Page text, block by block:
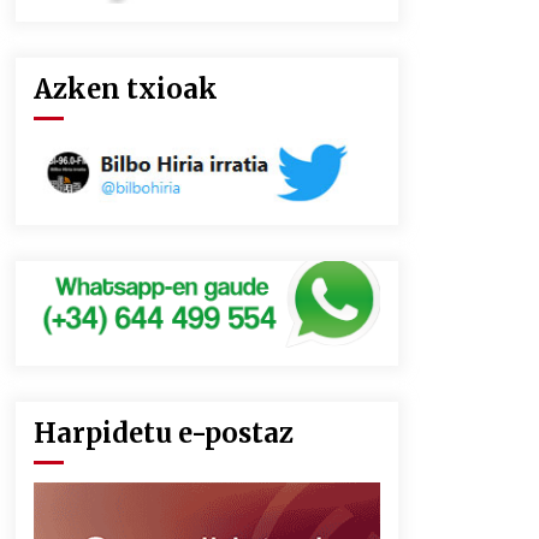
Azken txioak
Harpidetu e-postaz